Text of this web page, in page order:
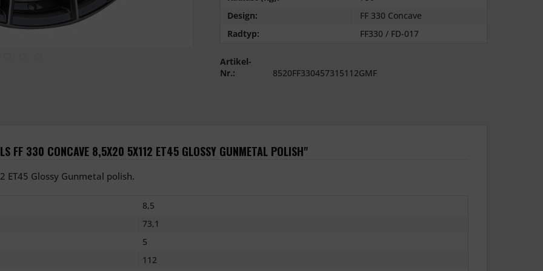
Design:
FF 330 Concave
Radtyp:
FF330 / FD-017
Artikel-
Nr.:
8520FF330457315112GMF
FF 330 CONCAVE 8,5X20 5X112 ET45 GLOSSY GUNMETAL POLISH"
ET45 Glossy Gunmetal polish.
8,5
73,1
5
112